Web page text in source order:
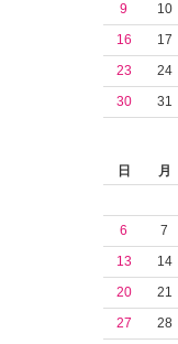
9
10
16
17
23
24
30
31
日
月
6
7
13
14
20
21
27
28